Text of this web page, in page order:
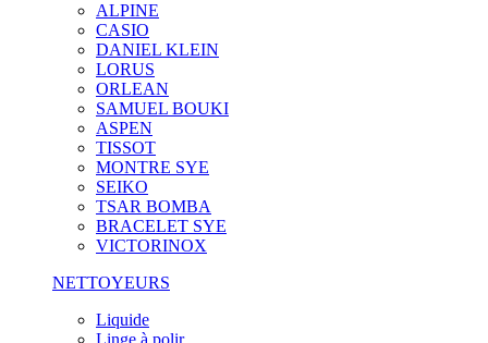
ALPINE
CASIO
DANIEL KLEIN
LORUS
ORLEAN
SAMUEL BOUKI
ASPEN
TISSOT
MONTRE SYE
SEIKO
TSAR BOMBA
BRACELET SYE
VICTORINOX
NETTOYEURS
Liquide
Linge à polir